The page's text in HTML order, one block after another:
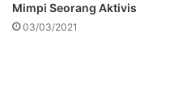
Mimpi Seorang Aktivis
03/03/2021